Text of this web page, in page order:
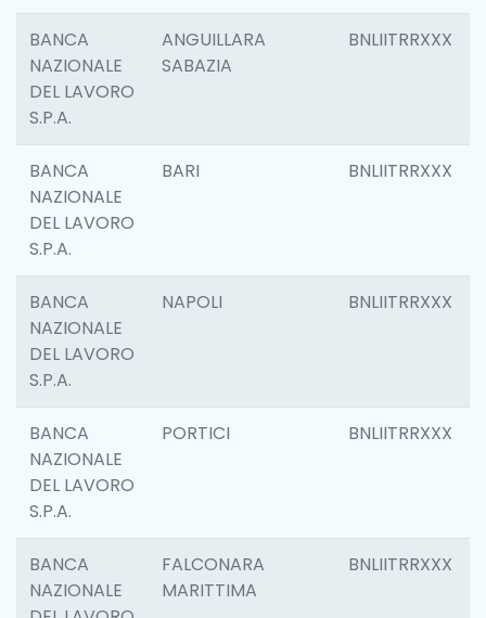
BANCA
NAZIONALE
DEL LAVORO
S.P.A.
ANGUILLARA
SABAZIA
BNLIITRRXXX
BANCA
NAZIONALE
DEL LAVORO
S.P.A.
BARI BNLIITRRXXX
BANCA
NAZIONALE
DEL LAVORO
S.P.A.
NAPOLI BNLIITRRXXX
BANCA
NAZIONALE
DEL LAVORO
S.P.A.
PORTICI BNLIITRRXXX
BANCA
NAZIONALE
FALCONARA
MARITTIMA
BNLIITRRXXX